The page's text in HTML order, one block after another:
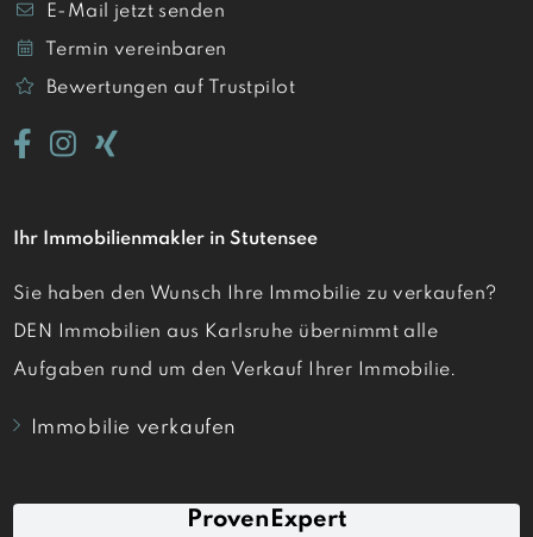
E-Mail jetzt senden
Termin vereinbaren
Bewertungen auf Trustpilot
Ihr Immobilienmakler in Stutensee
Sie haben den Wunsch Ihre Immobilie zu verkaufen?
DEN Immobilien aus Karlsruhe übernimmt alle
Aufgaben rund um den Verkauf Ihrer Immobilie.
Immobilie verkaufen